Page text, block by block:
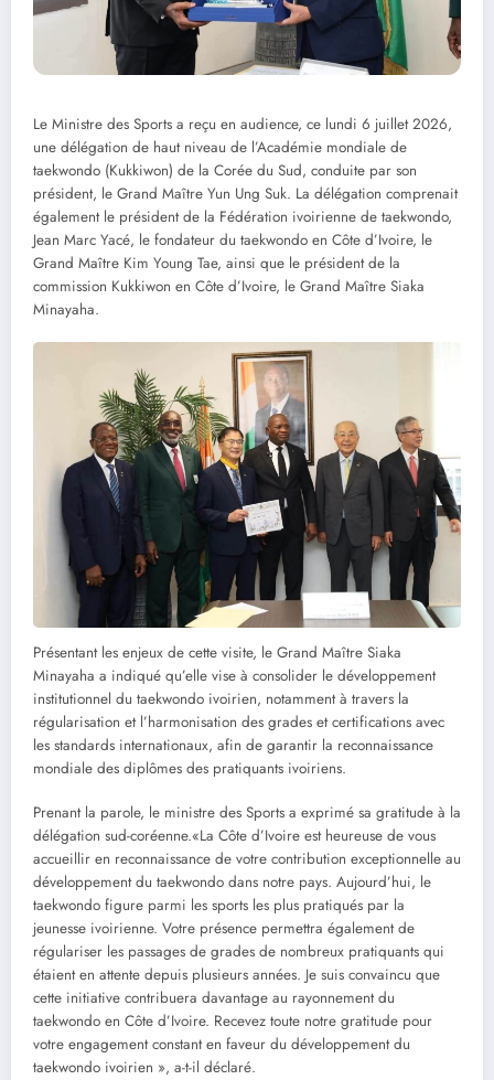
Le Ministre des Sports a reçu en audience, ce lundi 6 juillet 2026,
une délégation de haut niveau de l’Académie mondiale de
taekwondo (Kukkiwon) de la Corée du Sud, conduite par son
président, le Grand Maître Yun Ung Suk. La délégation comprenait
également le président de la Fédération ivoirienne de taekwondo,
Jean Marc Yacé, le fondateur du taekwondo en Côte d’Ivoire, le
Grand Maître Kim Young Tae, ainsi que le président de la
commission Kukkiwon en Côte d’Ivoire, le Grand Maître Siaka
Minayaha.
Présentant les enjeux de cette visite, le Grand Maître Siaka
Minayaha a indiqué qu’elle vise à consolider le développement
institutionnel du taekwondo ivoirien, notamment à travers la
régularisation et l’harmonisation des grades et certifications avec
les standards internationaux, afin de garantir la reconnaissance
mondiale des diplômes des pratiquants ivoiriens.
Prenant la parole, le ministre des Sports a exprimé sa gratitude à la
délégation sud-coréenne.«La Côte d’Ivoire est heureuse de vous
accueillir en reconnaissance de votre contribution exceptionnelle au
développement du taekwondo dans notre pays. Aujourd’hui, le
taekwondo figure parmi les sports les plus pratiqués par la
jeunesse ivoirienne. Votre présence permettra également de
régulariser les passages de grades de nombreux pratiquants qui
étaient en attente depuis plusieurs années. Je suis convaincu que
cette initiative contribuera davantage au rayonnement du
taekwondo en Côte d’Ivoire. Recevez toute notre gratitude pour
votre engagement constant en faveur du développement du
taekwondo ivoirien », a-t-il déclaré.